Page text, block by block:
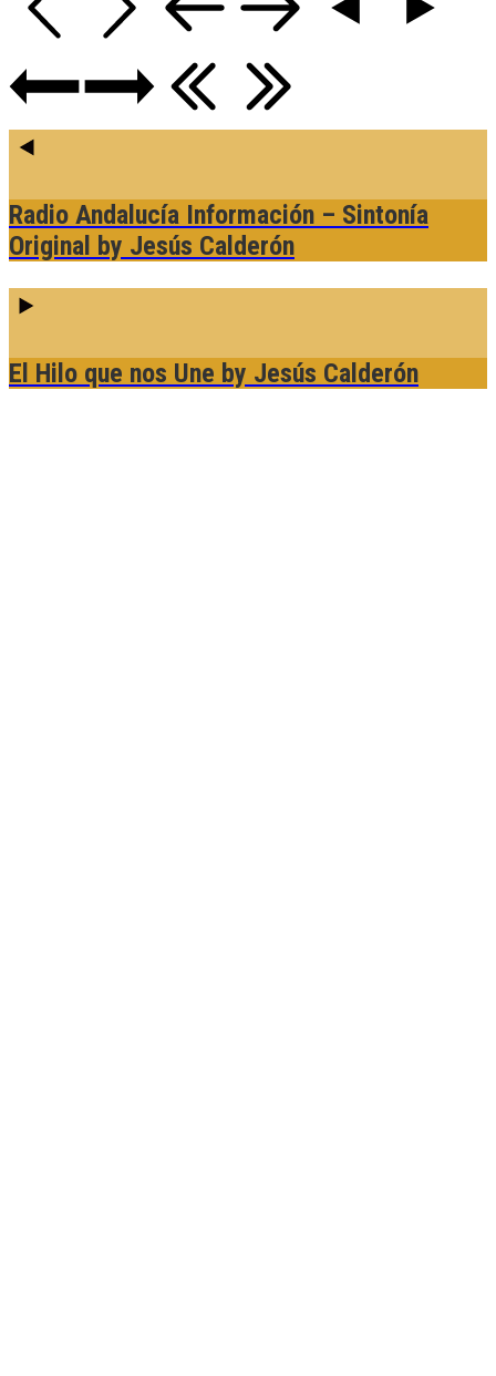
Radio Andalucía Información – Sintonía
Original by Jesús Calderón
El Hilo que nos Une by Jesús Calderón